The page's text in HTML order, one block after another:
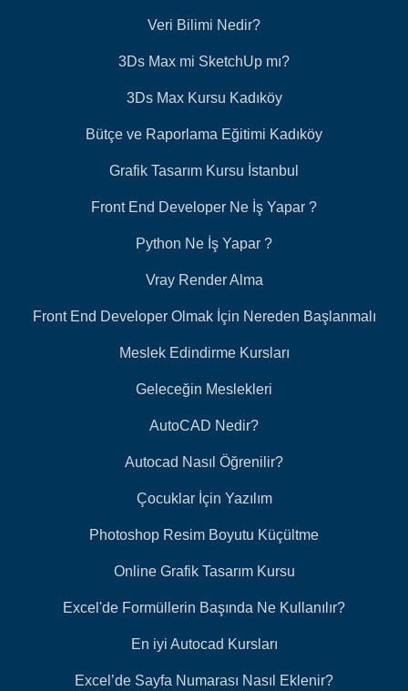
Veri Bilimi Nedir?
3Ds Max mi SketchUp mı?
3Ds Max Kursu Kadıköy
Bütçe ve Raporlama Eğitimi Kadıköy
Grafik Tasarım Kursu İstanbul
Front End Developer Ne İş Yapar ?
Python Ne İş Yapar ?
Vray Render Alma
Front End Developer Olmak İçin Nereden Başlanmalı
Meslek Edindirme Kursları
Geleceğin Meslekleri
AutoCAD Nedir?
Autocad Nasıl Öğrenilir?
Çocuklar İçin Yazılım
Photoshop Resim Boyutu Küçültme
Online Grafik Tasarım Kursu
Excel'de Formüllerin Başında Ne Kullanılır?
En iyi Autocad Kursları
Excel’de Sayfa Numarası Nasıl Eklenir?